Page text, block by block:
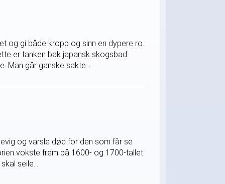
og gi både kropp og sinn en dypere ro.
er tanken bak japansk skogsbad.
Man går ganske sakte...
og varsle død for den som får se
vokste frem på 1600- og 1700-tallet.
seile...